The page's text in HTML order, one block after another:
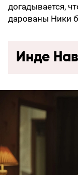
догадывается,
дарованы Ники
Инде